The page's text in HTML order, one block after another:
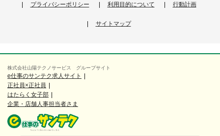
プライバシーポリシー 利用目的について 行動計画
サイトマップ
株式会社山陽テクノサービス グループサイト
e仕事のサンテク求人サイト
正社員×正社員
はたらく女子部
企業・店舗人事担当者さま